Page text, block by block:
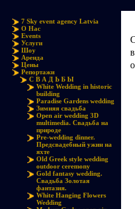
7 Sky event agency Latvia
О Нас
Events
Услуги
Шоу
Аренда
Цены
Репортажи
С В А Д Ь Б Ы
White Wedding in historic
building
Paradise Gardens wedding
Зимняя свадьба
Open air wedding 3D
multimedia. Свадьба на
природе
Pre-wedding dinner.
Предсвадебный ужин на
яхте
Old Greek style wedding
outdoor ceremony
Gold fantasy wedding.
Свадьба Золотая
фантазия.
White Hanging Flowers
Wedding